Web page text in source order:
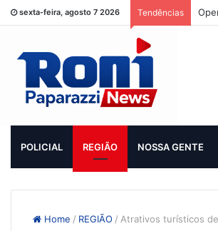
sexta-feira, agosto 7 2026 Tendências
POLICIAL REGIÃO NOSSA GENTE
Home / REGIÃO / Atrativos turísticos